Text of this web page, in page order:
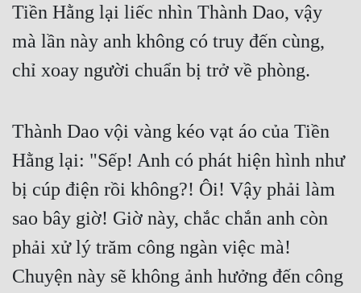
Tiền Hằng lại liếc nhìn Thành Dao, vậy
mà lần này anh không có truy đến cùng,
chỉ xoay người chuẩn bị trở về phòng.
Thành Dao vội vàng kéo vạt áo của Tiền
Hằng lại: "Sếp! Anh có phát hiện hình như
bị cúp điện rồi không?! Ôi! Vậy phải làm
sao bây giờ! Giờ này, chắc chắn anh còn
phải xử lý trăm công ngàn việc mà!
Chuyện này sẽ không ảnh hưởng đến công